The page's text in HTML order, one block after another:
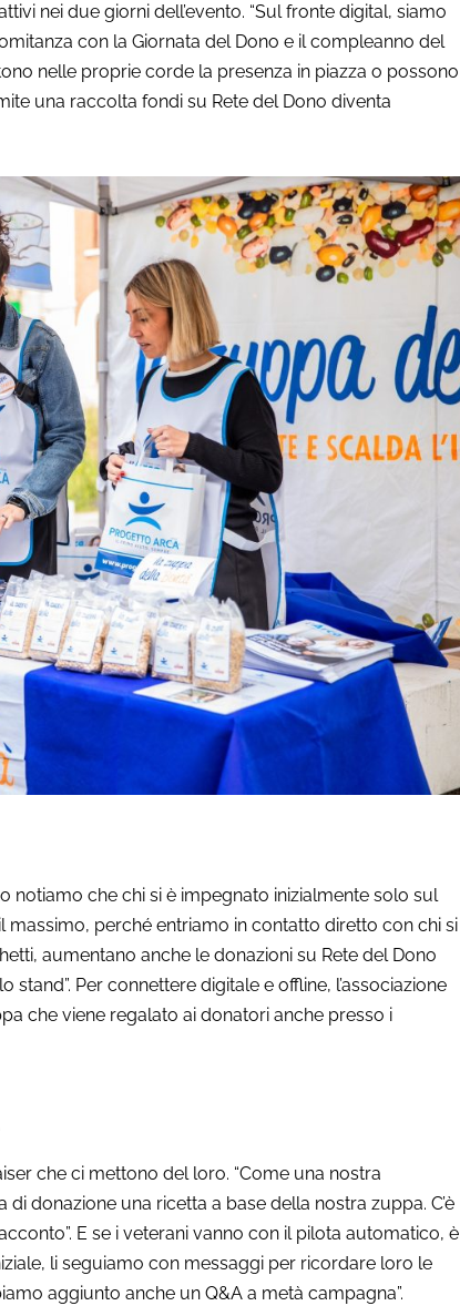
nei due giorni dell’evento. “Sul fronte digital, siamo
con la Giornata del Dono e il compleanno del
nelle proprie corde la presenza in piazza o possono
una raccolta fondi su Rete del Dono diventa
notiamo che chi si è impegnato inizialmente solo sul
massimo, perché entriamo in contatto diretto con chi si
aumentano anche le donazioni su Rete del Dono
Per connettere digitale e offline, l’associazione
che viene regalato ai donatori anche presso i
che ci mettono del loro. “Come una nostra
donazione una ricetta a base della nostra zuppa. C’è
E se i veterani vanno con il pilota automatico, è
li seguiamo con messaggi per ricordare loro le
aggiunto anche un Q&A a metà campagna”.